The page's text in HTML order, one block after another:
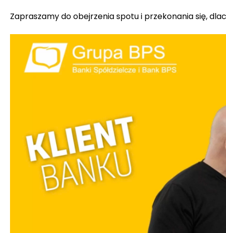
Zapraszamy do obejrzenia spotu i przekonania się,